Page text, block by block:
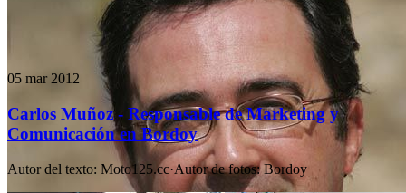
05 mar 2012
Carlos Muñoz - Responsable de Marketing y
Comunicación en Bordoy
Autor del texto: Moto125.cc·Autor de fotos: Bordoy